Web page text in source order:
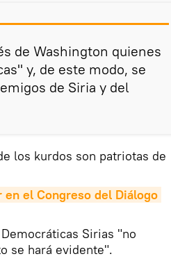
de Washington quienes
y, de este modo, se
de Siria y del
los kurdos son patriotas de
el Congreso del Diálogo
Sirias "no
se hará evidente".